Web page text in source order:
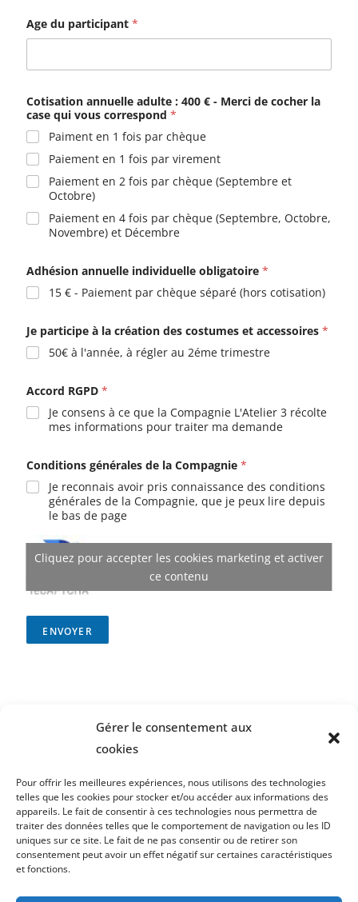
Gérer le consentement aux
cookies
Pour offrir les meilleures expériences, nous utilisons des technologies
telles que les cookies pour stocker et/ou accéder aux informations des
appareils. Le fait de consentir à ces technologies nous permettra de
traiter des données telles que le comportement de navigation ou les ID
uniques sur ce site. Le fait de ne pas consentir ou de retirer son
consentement peut avoir un effet négatif sur certaines caractéristiques
et fonctions.
Age du participant*
Cotisation annuelle adulte : 400 € - Merci de cocher la
case qui vous correspond*
Paiment en 1 fois par chèque
Paiement en 1 fois par virement
Paiement en 2 fois par chèque (Septembre et
Octobre)
Paiement en 4 fois par chèque (Septembre, Octobre,
Novembre) et Décembre
Adhésion annuelle individuelle obligatoire*
15 € - Paiement par chèque séparé (hors cotisation)
Je participe à la création des costumes et accessoires*
50€ à l'année, à régler au 2éme trimestre
Accord RGPD*
Je consens à ce que la Compagnie L'Atelier 3 récolte
mes informations pour traiter ma demande
Conditions générales de la Compagnie*
Je reconnais avoir pris connaissance des conditions
générales de la Compagnie, que je peux lire depuis
le bas de page
Cliquez pour accepter les cookies marketing et activer
ce contenu
ENVOYER